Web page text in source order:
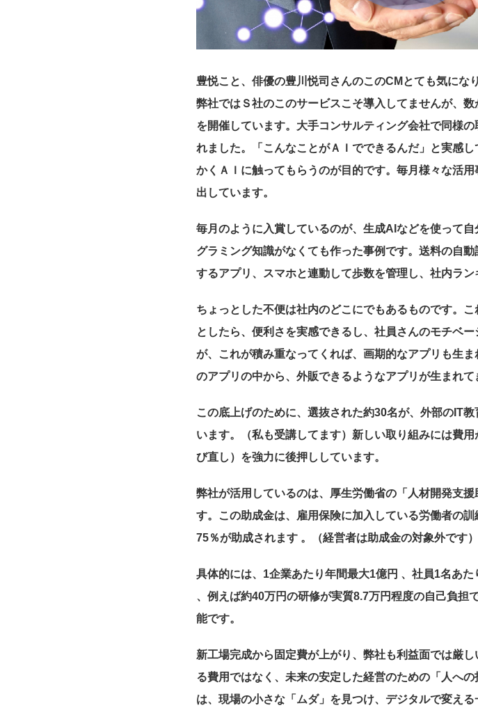
豊悦こと、俳優の豊川悦司 さんのこのCMとても気にな
弊社ではＳ社のこのサービスこそ導入してませんが、
を開催しています。大手コンサルティング会社で同様
れました。「こんなことがＡＩでできるんだ」と実感
かくＡＩに触ってもらうのが目的です。毎月様々な活
出しています。
毎月のように入賞しているのが、生成AIなどを使って
グラミング知識がなくても作った事例です。送料の自
するアプリ、スマホと連動して歩数を管理し、社内ラン
ちょっとした不便は社内のどこにでもあるものです。
としたら、便利さを実感できるし、社員さんのモチベ
が、これが積み重なってくれば、画期的なアプリも生
のアプリの中から、外販できるようなアプリが生まれて
この底上げのために、選抜された約30名が、外部のIT
います。（私も受講してます）新しい取り組みには費
び直し）を強力に後押ししています。
弊社が活用しているのは、厚生労働省の「人材開発支
す。この助成金は、雇用保険に加入している労働者の
75％が助成されます 。（経営者は助成金の対象外です）
具体的には、1企業あたり年間最大1億円 、社員1名あ
、例えば約40万円の研修が実質8.7万円程度の自己負担
能です。
新工場完成から固定費が上がり、弊社も利益面では厳
る費用ではなく、未来の安定した経営のための「人へ
は、現場の小さな「ムダ」を見つけ、デジタルで変え